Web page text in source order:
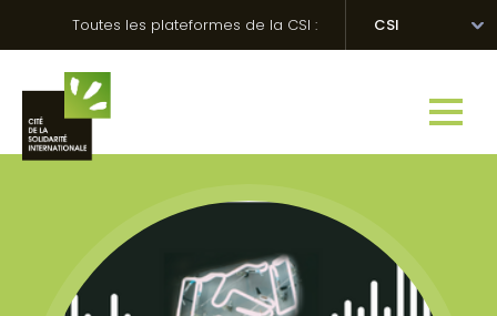
Toutes les plateformes de la CSI : CSI